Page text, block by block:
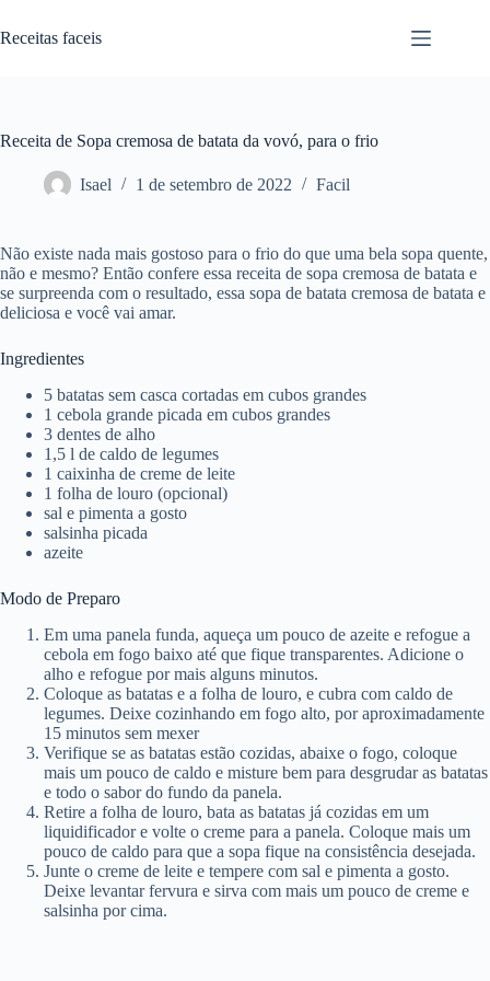
para
o
Receitas faceis
Receita de Sopa cremosa de batata da vovó, para o frio
Isael 1 de setembro de 2022 Facil
Não existe nada mais gostoso para o frio do que uma bela sopa quente,
não e mesmo? Então confere essa receita de sopa cremosa de batata e
se surpreenda com o resultado, essa sopa de batata cremosa de batata e
deliciosa e você vai amar.
Ingredientes
5 batatas sem casca cortadas em cubos grandes
1 cebola grande picada em cubos grandes
3 dentes de alho
1,5 l de caldo de legumes
1 caixinha de creme de leite
1 folha de louro (opcional)
sal e pimenta a gosto
salsinha picada
azeite
Modo de Preparo
Em uma panela funda, aqueça um pouco de azeite e refogue a
cebola em fogo baixo até que fique transparentes. Adicione o
alho e refogue por mais alguns minutos.
Coloque as batatas e a folha de louro, e cubra com caldo de
legumes. Deixe cozinhando em fogo alto, por aproximadamente
15 minutos sem mexer
Verifique se as batatas estão cozidas, abaixe o fogo, coloque
mais um pouco de caldo e misture bem para desgrudar as batatas
e todo o sabor do fundo da panela.
Retire a folha de louro, bata as batatas já cozidas em um
liquidificador e volte o creme para a panela. Coloque mais um
pouco de caldo para que a sopa fique na consistência desejada.
Junte o creme de leite e tempere com sal e pimenta a gosto.
Deixe levantar fervura e sirva com mais um pouco de creme e
salsinha por cima.